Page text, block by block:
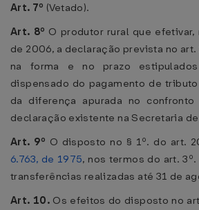
Art. 7º (Vetado).
Art. 8º O produtor rural que
de 2006, a declaração prevista no art.
na forma e no prazo
dispensado do pagamento de
da diferença apurada no
declaração existente na Secretaria
Art. 9º O disposto no § 1º. do art.
6.763, de 1975, nos termos do art.
transferências realizadas até 31 de
Art. 10.Os efeitos do disposto no